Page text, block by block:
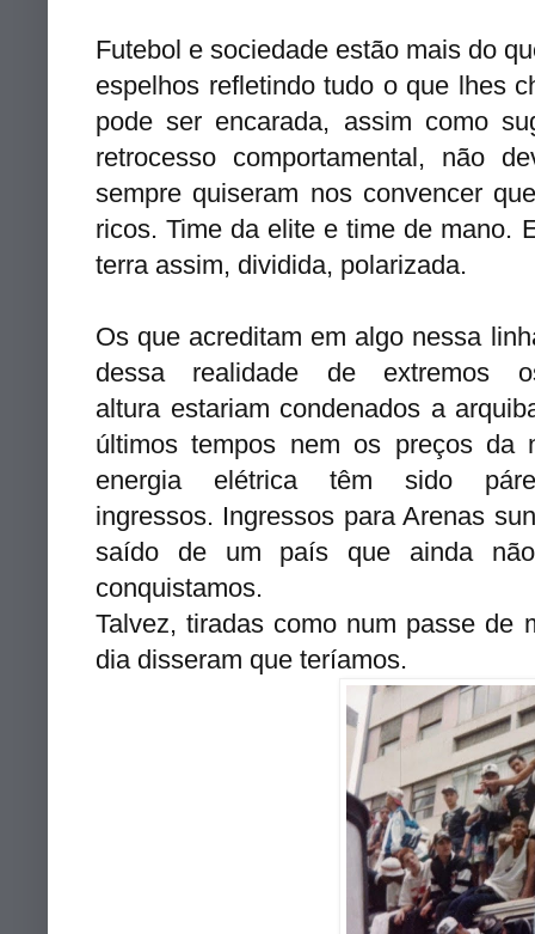
Futebol e sociedade estão mais do
espelhos refletindo tudo o que lhes
pode ser encarada, assim como
retrocesso comportamental, não
sempre quiseram nos convencer
ricos. Time da elite e time de mano.
terra assim, dividida, polarizada.
Os que acreditam em algo nessa
dessa realidade de
altura estariam condenados a
últimos tempos nem os preços
energia elétrica têm sido
ingressos. Ingressos para Arenas
saído de um país que ainda
conquistamos.
Talvez, tiradas como num passe de
dia disseram que teríamos.